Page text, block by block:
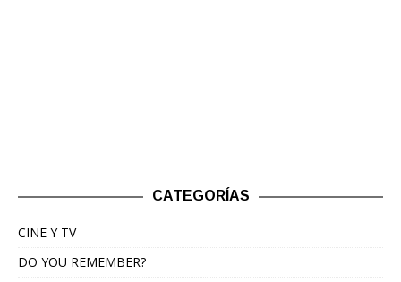
CATEGORÍAS
CINE Y TV
DO YOU REMEMBER?